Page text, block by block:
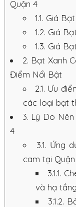
Quận 4
1.1. Giá
1.2. Giá
1.3. Giá
2. Bạt Xanh
Điểm Nổi Bật
2.1. Ưu
các loại bạt
3. Lý Do Nên
4
3.1. Ứng
cam tại
3.1.1.
và hạ tầng
3.1.2.